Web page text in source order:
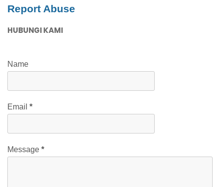
Report Abuse
HUBUNGI KAMI
Name
Email *
Message *